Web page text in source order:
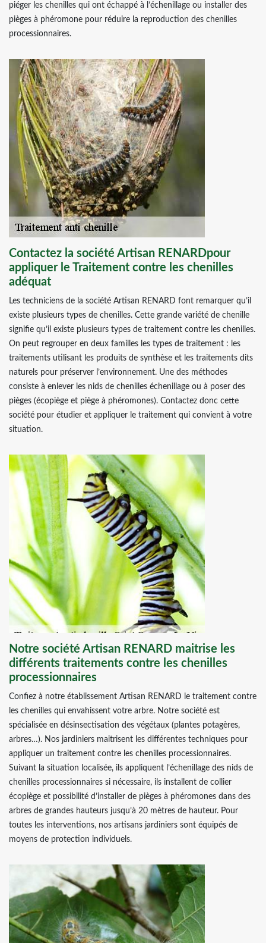
piéger les chenilles qui ont échappé à l’échenillage ou installer des
pièges à phéromone pour réduire la reproduction des chenilles
processionnaires.
Contactez la société Artisan RENARDpour
appliquer le Traitement contre les chenilles
adéquat
Les techniciens de la société Artisan RENARD font remarquer qu’il
existe plusieurs types de chenilles. Cette grande variété de chenille
signifie qu’il existe plusieurs types de traitement contre les chenilles.
On peut regrouper en deux familles les types de traitement : les
traitements utilisant les produits de synthèse et les traitements dits
naturels pour préserver l’environnement. Une des méthodes
consiste à enlever les nids de chenilles échenillage ou à poser des
pièges (écopiège et piège à phéromones). Contactez donc cette
société pour étudier et appliquer le traitement qui convient à votre
situation.
Notre société Artisan RENARD maitrise les
différents traitements contre les chenilles
processionnaires
Confiez à notre établissement Artisan RENARD le traitement contre
les chenilles qui envahissent votre arbre. Notre société est
spécialisée en désinsectisation des végétaux (plantes potagères,
arbres…). Nos jardiniers maitrisent les différentes techniques pour
appliquer un traitement contre les chenilles processionnaires.
Suivant la situation localisée, ils appliquent l’échenillage des nids de
chenilles processionnaires si nécessaire, ils installent de collier
écopiège et possibilité d’installer de pièges à phéromones dans des
arbres de grandes hauteurs jusqu’à 20 mètres de hauteur. Pour
toutes les interventions, nos artisans jardiniers sont équipés de
moyens de protection individuels.